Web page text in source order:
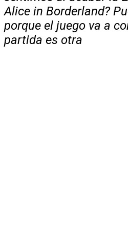
Alice in Borderland?
porque el juego va a
partida es otra